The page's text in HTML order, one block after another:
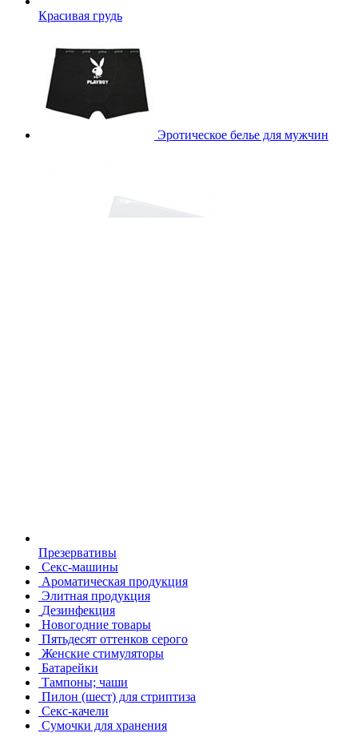
Красивая грудь
Эротическое белье для мужчин
Презервативы
Секс-машины
Ароматическая продукция
Элитная продукция
Дезинфекция
Новогодние товары
Пятьдесят оттенков серого
Женские стимуляторы
Батарейки
Тампоны; чаши
Пилон (шест) для стриптиза
Секс-качели
Сумочки для хранения